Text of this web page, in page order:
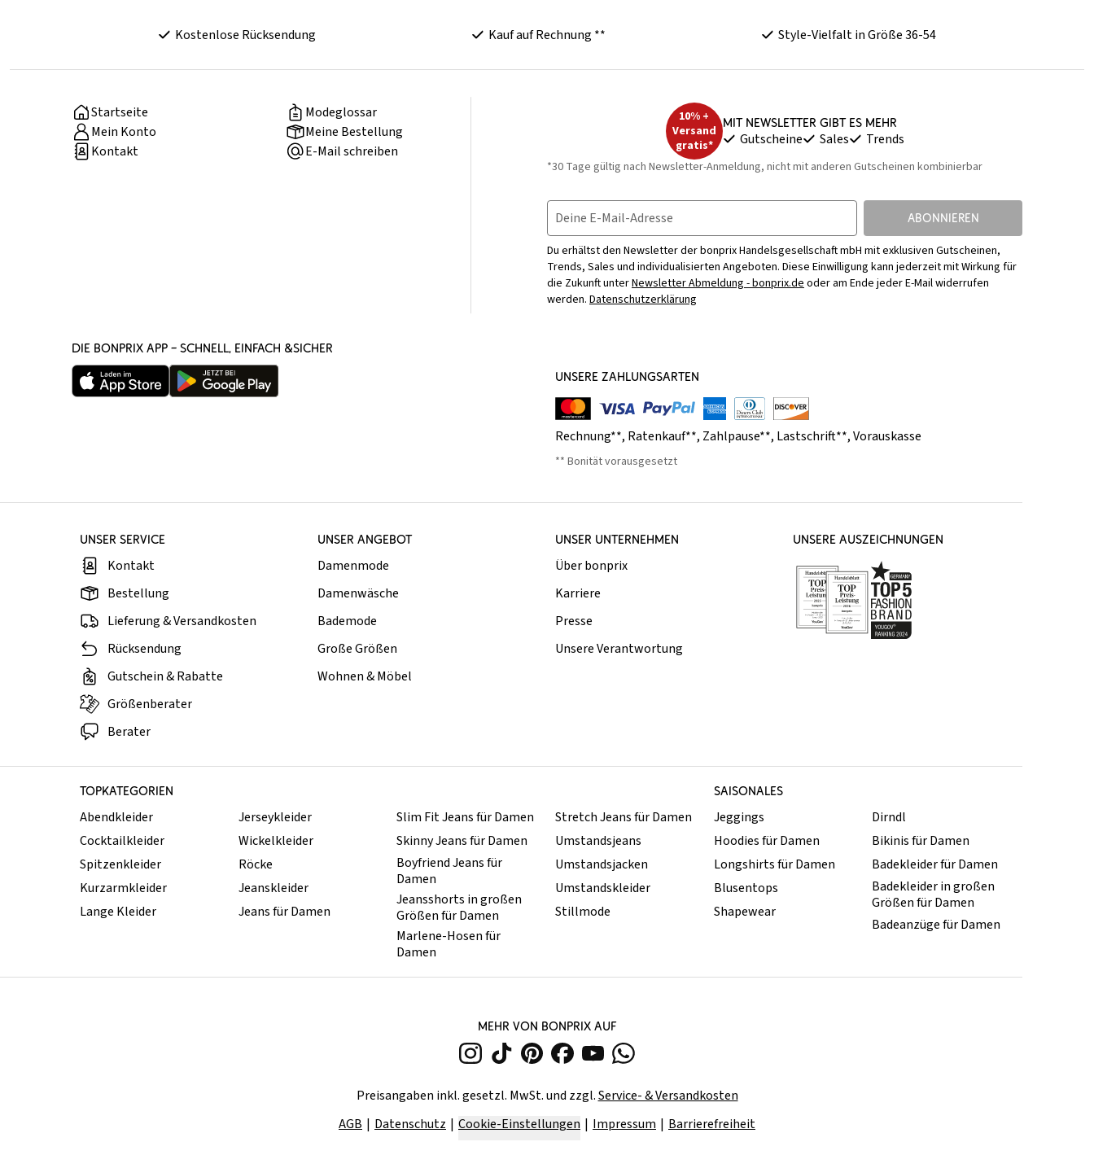
Kostenlose Rücksendung Kauf auf Rechnung ** Style-Vielfalt in Größe 36-54
Startseite
Modeglossar
Mein Konto
Meine Bestellung
Kontakt
E-Mail schreiben
10% +
Versand
gratis*
Mit Newsletter gibt es mehr
Gutscheine Sales Trends
*30 Tage gültig nach Newsletter-Anmeldung, nicht mit anderen Gutscheinen kombinierbar
Deine E-Mail-Adresse ABONNIEREN
Du erhältst den Newsletter der bonprix Handelsgesellschaft mbH mit exklusiven Gutscheinen,
Trends, Sales und individualisierten Angeboten. Diese Einwilligung kann jederzeit mit Wirkung für
die Zukunft unterNewsletter Abmeldung - bonprix.deoder am Ende jeder E-Mail widerrufen
werden. Datenschutzerklärung
DIE BONPRIX APP – SCHNELL, EINFACH &SICHER
UNSERE ZAHLUNGSARTEN
Rechnung**, Ratenkauf**, Zahlpause**, Lastschrift**,Vorauskasse
** Bonität vorausgesetzt
UNSER SERVICE
Kontakt
Bestellung
Lieferung & Versandkosten
Rücksendung
Gutschein & Rabatte
Größenberater
Berater
UNSER ANGEBOT
Damenmode
Damenwäsche
Bademode
Große Größen
Wohnen & Möbel
UNSER UNTERNEHMEN
Über bonprix
Karriere
Presse
Unsere Verantwortung
UNSERE AUSZEICHNUNGEN
TOPKATEGORIEN SAISONALES
Abendkleider
Cocktailkleider
Spitzenkleider
Kurzarmkleider
Lange Kleider
Jerseykleider
Wickelkleider
Röcke
Jeanskleider
Jeans für Damen
Slim Fit Jeans für Damen
Skinny Jeans für Damen
Boyfriend Jeans für
Damen
Jeansshorts in großen
Größen für Damen
Marlene-Hosen für
Damen
Stretch Jeans für Damen
Umstandsjeans
Umstandsjacken
Umstandskleider
Stillmode
Jeggings
Hoodies für Damen
Longshirts für Damen
Blusentops
Shapewear
Dirndl
Bikinis für Damen
Badekleider für Damen
Badekleider in großen
Größen für Damen
Badeanzüge für Damen
MEHR VON BONPRIX AUF
Preisangaben inkl. gesetzl. MwSt. und zzgl.Service- & Versandkosten
AGB
Datenschutz Cookie-Einstellungen Impressum Barrierefreiheit